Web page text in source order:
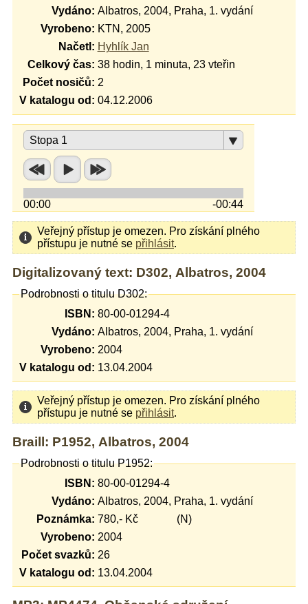
Vydáno: Albatros, 2004, Praha, 1. vydání
Vyrobeno: KTN, 2005
Načetl: Hyhlík Jan
Celkový čas: 38 hodin, 1 minuta, 23 vteřin
Počet nosičů: 2
V katalogu od: 04.12.2006
Stopa 1
00:00 -00:44
Veřejný přístup je omezen. Pro získání plného
přístupu je nutné se přihlásit.
Digitalizovaný text: D302, Albatros, 2004
Podrobnosti o titulu D302:
ISBN: 80-00-01294-4
Vydáno: Albatros, 2004, Praha, 1. vydání
Vyrobeno: 2004
V katalogu od: 13.04.2004
Veřejný přístup je omezen. Pro získání plného
přístupu je nutné se přihlásit.
Braill: P1952, Albatros, 2004
Podrobnosti o titulu P1952:
ISBN: 80-00-01294-4
Vydáno: Albatros, 2004, Praha, 1. vydání
Poznámka: 780,- Kč (N)
Vyrobeno: 2004
Počet svazků: 26
V katalogu od: 13.04.2004